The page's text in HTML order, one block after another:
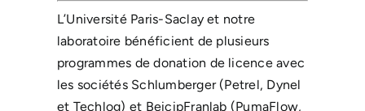
L’Université Paris-Saclay et notre
laboratoire bénéficient de plusieurs
programmes de donation de licence avec
les sociétés Schlumberger (Petrel, Dynel
et Techlog) et BeicipFranlab (PumaFlow,